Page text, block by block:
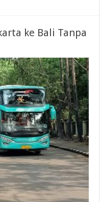
ke Bali Tanpa